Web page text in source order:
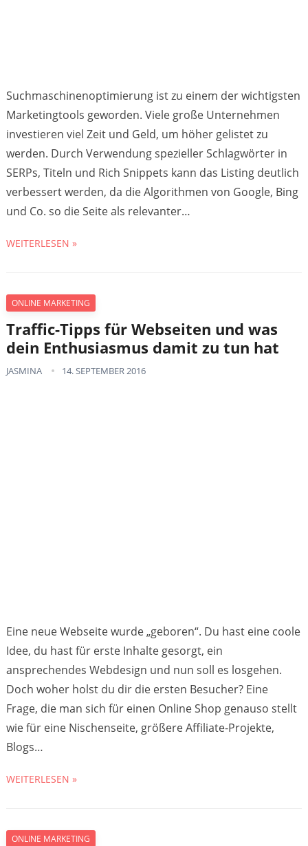
Suchmaschinenoptimierung ist zu einem der wichtigsten
Marketingtools geworden. Viele große Unternehmen
investieren viel Zeit und Geld, um höher gelistet zu
werden. Durch Verwendung spezieller Schlagwörter in
SERPs, Titeln und Rich Snippets kann das Listing deutlich
verbessert werden, da die Algorithmen von Google, Bing
und Co. so die Seite als relevanter…
WEITERLESEN »
ONLINE MARKETING
Traffic-Tipps für Webseiten und was
dein Enthusiasmus damit zu tun hat
JASMINA 14. SEPTEMBER 2016
Eine neue Webseite wurde „geboren“. Du hast eine coole
Idee, du hast für erste Inhalte gesorgt, ein
ansprechendes Webdesign und nun soll es losgehen.
Doch woher holst du dir die ersten Besucher? Eine
Frage, die man sich für einen Online Shop genauso stellt
wie für eine Nischenseite, größere Affiliate-Projekte,
Blogs…
WEITERLESEN »
ONLINE MARKETING